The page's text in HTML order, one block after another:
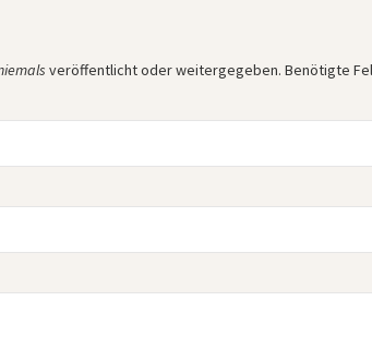
veröffentlicht oder weitergegeben. Benötigte